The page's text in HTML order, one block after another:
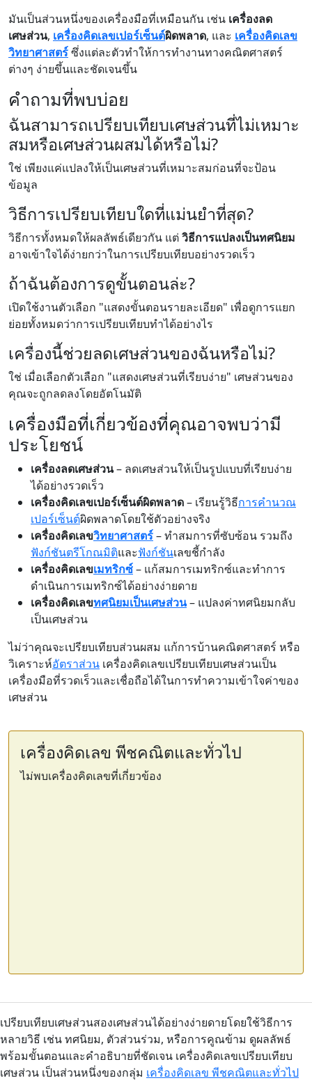
มันเป็นส่วนหนึ่งของเครื่องมือที่เหมือนกัน เช่น เครื่องลด
เศษส่วน, เครื่องคิดเลขเปอร์เซ็นต์ผิดพลาด, และ เครื่องคิดเลข
วิทยาศาสตร์ซึ่งแต่ละตัวทำให้การทำงานทางคณิตศาสตร์
ต่างๆ ง่ายขึ้นและชัดเจนขึ้น
คำถามที่พบบ่อย
ฉันสามารถเปรียบเทียบเศษส่วนที่ไม่เหมาะ
สมหรือเศษส่วนผสมได้หรือไม่?
ใช่ เพียงแค่แปลงให้เป็นเศษส่วนที่เหมาะสมก่อนที่จะป้อน
ข้อมูล
วิธีการเปรียบเทียบใดที่แม่นยำที่สุด?
วิธีการทั้งหมดให้ผลลัพธ์เดียวกัน แต่วิธีการแปลงเป็นทศนิยม
อาจเข้าใจได้ง่ายกว่าในการเปรียบเทียบอย่างรวดเร็ว
ถ้าฉันต้องการดูขั้นตอนล่ะ?
เปิดใช้งานตัวเลือก "แสดงขั้นตอนรายละเอียด" เพื่อดูการแยก
ย่อยทั้งหมดว่าการเปรียบเทียบทำได้อย่างไร
เครื่องนี้ช่วยลดเศษส่วนของฉันหรือไม่?
ใช่ เมื่อเลือกตัวเลือก "แสดงเศษส่วนที่เรียบง่าย" เศษส่วนของ
คุณจะถูกลดลงโดยอัตโนมัติ
เครื่องมือที่เกี่ยวข้องที่คุณอาจพบว่ามี
ประโยชน์
เครื่องลดเศษส่วน– ลดเศษส่วนให้เป็นรูปแบบที่เรียบง่าย
ได้อย่างรวดเร็ว
เครื่องคิดเลขเปอร์เซ็นต์ผิดพลาด– เรียนรู้วิธีการคำนวณ
เปอร์เซ็นต์ผิดพลาดโดยใช้ตัวอย่างจริง
เครื่องคิดเลขวิทยาศาสตร์– ทำสมการที่ซับซ้อน รวมถึง
ฟังก์ชันตรีโกณมิติและฟังก์ชันเลขชี้กำลัง
เครื่องคิดเลขเมทริกซ์– แก้สมการเมทริกซ์และทำการ
ดำเนินการเมทริกซ์ได้อย่างง่ายดาย
เครื่องคิดเลขทศนิยมเป็นเศษส่วน– แปลงค่าทศนิยมกลับ
เป็นเศษส่วน
ไม่ว่าคุณจะเปรียบเทียบส่วนผสม แก้การบ้านคณิตศาสตร์ หรือ
วิเคราะห์อัตราส่วน เครื่องคิดเลขเปรียบเทียบเศษส่วนเป็น
เครื่องมือที่รวดเร็วและเชื่อถือได้ในการทำความเข้าใจค่าของ
เศษส่วน
เครื่องคิดเลข พีชคณิตและทั่วไป
ไม่พบเครื่องคิดเลขที่เกี่ยวข้อง
เปรียบเทียบเศษส่วนสองเศษส่วนได้อย่างง่ายดายโดยใช้วิธีการ
หลายวิธี เช่น ทศนิยม, ตัวส่วนร่วม, หรือการคูณข้าม ดูผลลัพธ์
พร้อมขั้นตอนและคำอธิบายที่ชัดเจน เครื่องคิดเลขเปรียบเทียบ
เศษส่วน เป็นส่วนหนึ่งของกลุ่ม เครื่องคิดเลข พีชคณิตและทั่วไป